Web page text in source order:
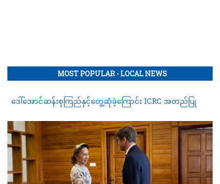
MOST POPULAR - LOCAL NEWS
ဒေါ်အောင်ဆန်းစုကြည်နှင့်တွေ့ဆုံခဲ့ကြောင်း ICRC အတည်ပြု